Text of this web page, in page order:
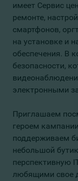
имеет Сервис
ремонте,
смартфонов,
на установке и
обеспечения. В
безопасности,
электронными
Приглашаем
героем
поддерживаем
небольшой
перспективную
любящими свое